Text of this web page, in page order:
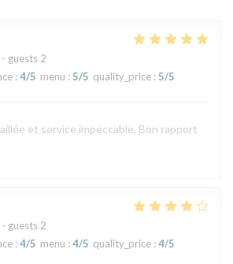
guests 2
: 4/5 menu : 5/5 quality_price : 5/5
et service impeccable. Bon rapport
guests 2
: 4/5 menu : 4/5 quality_price : 4/5